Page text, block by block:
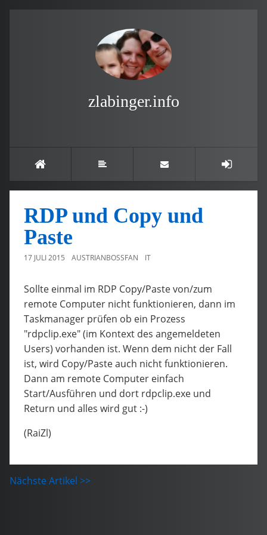
zlabinger.info
RDP und Copy und
Paste
17 JULI 2015 AUSTRIANBOSSFAN IT
Sollte einmal im RDP Copy/Paste von/zum
remote Computer nicht funktionieren, dann im
Taskmanager prüfen ob ein Prozess
"rdpclip.exe" (im Kontext des angemeldeten
Users) vorhanden ist. Wenn dem nicht der Fall
ist, wird Copy/Paste auch nicht funktionieren.
Dann am remote Computer einfach
Start/Ausführen und dort rdpclip.exe und
Return und alles wird gut :-)
(RaiZl)
Nächste Artikel >>